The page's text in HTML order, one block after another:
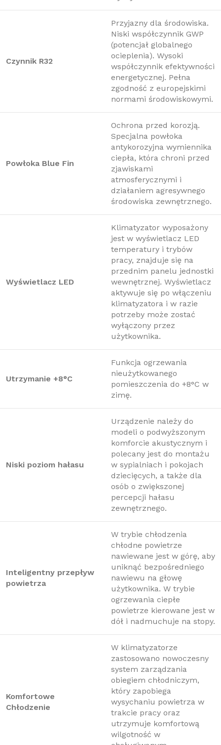
Czynnik R32
Przyjazny dla środowiska.
Niski współczynnik GWP
(potencjał globalnego
ocieplenia). Wysoki
współczynnik efektywności
energetycznej. Pełna
zgodność z europejskimi
normami środowiskowymi.
Powłoka Blue Fin
Ochrona przed korozją.
Specjalna powłoka
antykorozyjna wymiennika
ciepła, która chroni przed
zjawiskami
atmosferycznymi i
działaniem agresywnego
środowiska zewnętrznego.
Wyświetlacz LED
Klimatyzator wyposażony
jest w wyświetlacz LED
temperatury i trybów
pracy, znajduje się na
przednim panelu jednostki
wewnętrznej. Wyświetlacz
aktywuje się po włączeniu
klimatyzatora i w razie
potrzeby może zostać
wyłączony przez
użytkownika.
Utrzymanie +8°C
Funkcja ogrzewania
nieużytkowanego
pomieszczenia do +8°C w
zimę.
Niski poziom hałasu
Urządzenie należy do
modeli o podwyższonym
komforcie akustycznym i
polecany jest do montażu
w sypialniach i pokojach
dziecięcych, a także dla
osób o zwiększonej
percepcji hałasu
zewnętrznego.
Inteligentny przepływ
powietrza
W trybie chłodzenia
chłodne powietrze
nawiewane jest w górę, aby
uniknąć bezpośredniego
nawiewu na głowę
użytkownika. W trybie
ogrzewania ciepłe
powietrze kierowane jest w
dół i nadmuchuje na stopy.
Komfortowe
Chłodzenie
W klimatyzatorze
zastosowano nowoczesny
system zarządzania
obiegiem chłodniczym,
który zapobiega
wysychaniu powietrza w
trakcie pracy oraz
utrzymuje komfortową
wilgotność w